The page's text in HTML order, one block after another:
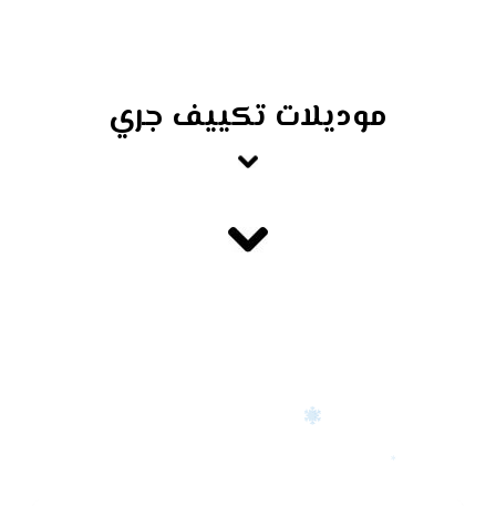
موديلات تكييف جري